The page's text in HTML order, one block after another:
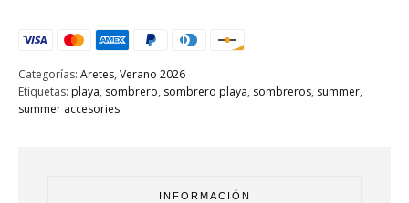
Categorías: Aretes, Verano 2026
Etiquetas: playa, sombrero, sombrero playa, sombreros, summer,
summer accesories
INFORMACIÓN